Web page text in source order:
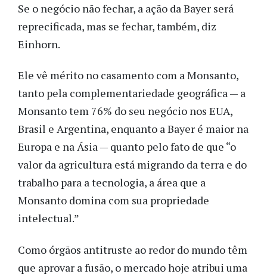
Se o negócio não fechar, a ação da Bayer será
reprecificada, mas se fechar, também, diz
Einhorn.
Ele vê mérito no casamento com a Monsanto,
tanto pela complementariedade geográfica — a
Monsanto tem 76% do seu negócio nos EUA,
Brasil e Argentina, enquanto a Bayer é maior na
Europa e na Ásia — quanto pelo fato de que “o
valor da agricultura está migrando da terra e do
trabalho para a tecnologia, a área que a
Monsanto domina com sua propriedade
intelectual.”
Como órgãos antitruste ao redor do mundo têm
que aprovar a fusão, o mercado hoje atribui uma